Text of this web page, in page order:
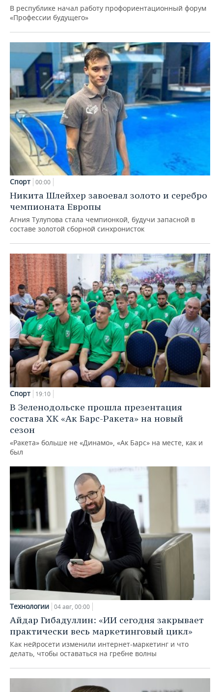
В республике начал работу профориентационный форум
«Профессии будущего»
Спорт 00:00
Никита Шлейхер завоевал золото и серебро
чемпионата Европы
Агния Тулупова стала чемпионкой, будучи запасной в
составе золотой сборной синхронисток
Спорт 19:10
В Зеленодольске прошла презентация
состава ХК «Ак Барс-Ракета» на новый
сезон
«Ракета» больше не «Динамо», «Ак Барс» на месте, как и
был
Технологии 04 авг, 00:00
Айдар Гибадуллин: «ИИ сегодня закрывает
практически весь маркетинговый цикл»
Как нейросети изменили интернет-маркетинг и что
делать, чтобы оставаться на гребне волны